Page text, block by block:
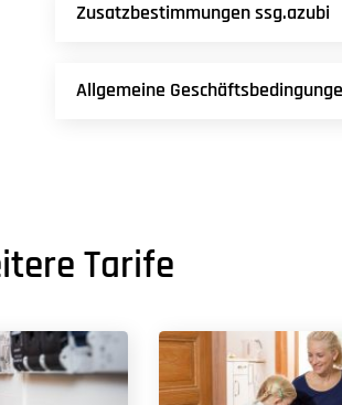
Zusatzbestimmungen ssg.azubi
Allgemeine
Tarife